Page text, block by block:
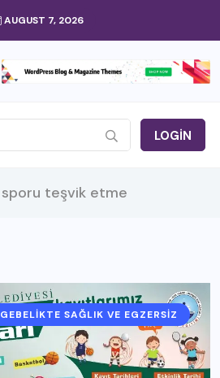
AUGUST 7, 2026
LOGIN
sporu teşvik etme
GEBELIKTE SAĞLIK VE EGZERSIZ